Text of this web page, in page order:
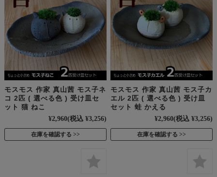
モスモス 作家 真山茜 モス子ネ
コ 2匹 ( 選べる色 ) 受け皿セ
ット 猫 ねこ
¥2,960(税込 ¥3,256)
在庫を確認する
モスモス 作家 真山茜 モス子カ
エル 2匹 ( 選べる色 ) 受け皿
セット 蛙 かえる
¥2,960(税込 ¥3,256)
在庫を確認する